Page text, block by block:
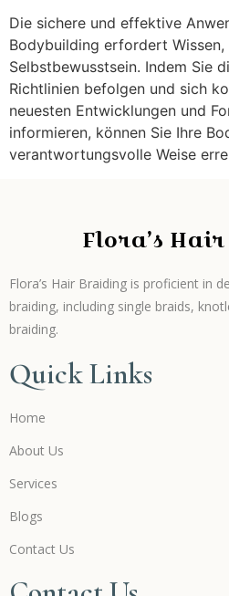
Die sichere und effektive
Bodybuilding erfordert
Selbstbewusstsein. Indem Sie
Richtlinien befolgen und sich
neuesten Entwicklungen und
informieren, können Sie Ihre
verantwortungsvolle Weise
Flora’s
Flora’s Hair Braiding is proficient in
braiding, including single braids,
braiding.
Quick Links
Home
About Us
Services
Blogs
Contact Us